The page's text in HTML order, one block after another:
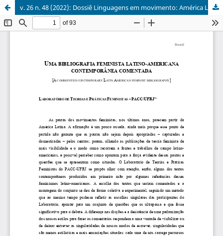
v. 26 n. 48 (2022): Dossiê Linguagens em movimento: América Latina, feminismos e dissidências